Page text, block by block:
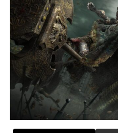
相手と子孫を残して
韓国人「英メディアや
巡る過去の不祥事を
機‥」
【画像】廃墟化したレ
てしまっていると話題
【悲報】女性配信者
かるの？」
【悲報】女性配信者
かるの？」
【画像】20年前のAV
【画像】女さん、ミニ
れるｗｗｗｗ
【朗報】菅直人元総理
ｗｗｗｗｗｗｗｗ